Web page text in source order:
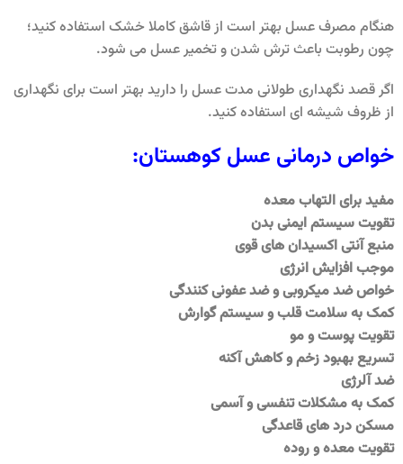
هنگام مصرف عسل بهتر است از قاشق کاملا خشک استفاده کنید؛
چون رطوبت باعث ترش شدن و تخمیر عسل می شود.
اگر قصد نگهداری طولانی مدت عسل را دارید بهتر است برای نگهداری
از ظروف شیشه ای استفاده کنید.
خواص درمانی عسل کوهستان:
مفید برای التهاب معده
تقویت سیستم ایمنی بدن
منبع آنتی اکسیدان های قوی
موجب افزایش انرژی
خواص ضد میکروبی و ضد عفونی کنندگی
کمک به سلامت قلب و سیستم گوارش
تقویت پوست و مو
تسریع بهبود زخم و کاهش آکنه
ضد آلرژی
کمک به مشکلات تنفسی و آسمی
مسکن درد های قاعدگی
تقویت معده و روده